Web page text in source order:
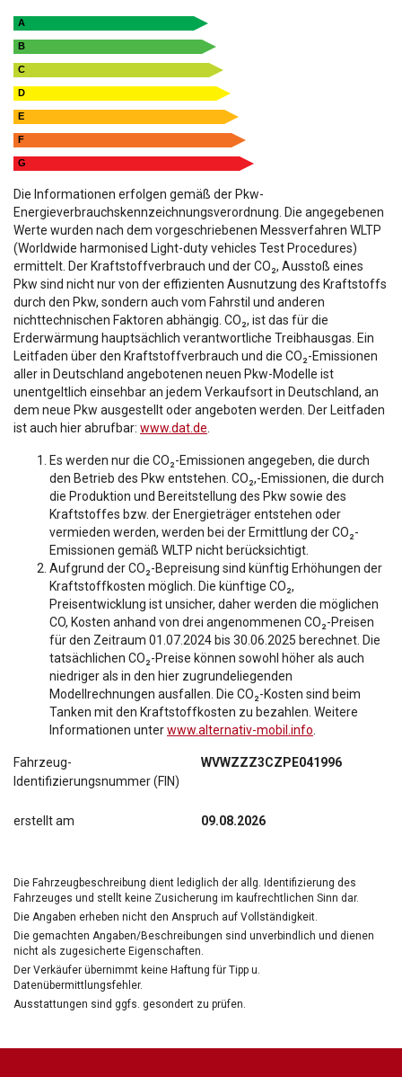
A
B
C
D
E
F
G
Die Informationen erfolgen gemäß der Pkw-
Energieverbrauchskennzeichnungsverordnung. Die angegebenen
Werte wurden nach dem vorgeschriebenen Messverfahren WLTP
(Worldwide harmonised Light-duty vehicles Test Procedures)
ermittelt. Der Kraftstoffverbrauch und der CO₂, Ausstoß eines
Pkw sind nicht nur von der effizienten Ausnutzung des Kraftstoffs
durch den Pkw, sondern auch vom Fahrstil und anderen
nichttechnischen Faktoren abhängig. CO₂, ist das für die
Erderwärmung hauptsächlich verantwortliche Treibhausgas. Ein
Leitfaden über den Kraftstoffverbrauch und die CO₂-Emissionen
aller in Deutschland angebotenen neuen Pkw-Modelle ist
unentgeltlich einsehbar an jedem Verkaufsort in Deutschland, an
dem neue Pkw ausgestellt oder angeboten werden. Der Leitfaden
ist auch hier abrufbar: www.dat.de.
Es werden nur die CO₂-Emissionen angegeben, die durch
den Betrieb des Pkw entstehen. CO₂,-Emissionen, die durch
die Produktion und Bereitstellung des Pkw sowie des
Kraftstoffes bzw. der Energieträger entstehen oder
vermieden werden, werden bei der Ermittlung der CO₂-
Emissionen gemäß WLTP nicht berücksichtigt.
Aufgrund der CO₂-Bepreisung sind künftig Erhöhungen der
Kraftstoffkosten möglich. Die künftige CO₂,
Preisentwicklung ist unsicher, daher werden die möglichen
CO, Kosten anhand von drei angenommenen CO₂-Preisen
für den Zeitraum 01.07.2024 bis 30.06.2025 berechnet. Die
tatsächlichen CO₂-Preise können sowohl höher als auch
niedriger als in den hier zugrundeliegenden
Modellrechnungen ausfallen. Die CO₂-Kosten sind beim
Tanken mit den Kraftstoffkosten zu bezahlen. Weitere
Informationen unterwww.alternativ-mobil.info.
Fahrzeug-
Identifizierungsnummer (FIN)
WVWZZZ3CZPE041996
erstellt am 09.08.2026
Die Fahrzeugbeschreibung dient lediglich der allg. Identifizierung des
Fahrzeuges und stellt keine Zusicherung im kaufrechtlichen Sinn dar.
Die Angaben erheben nicht den Anspruch auf Vollständigkeit.
Die gemachten Angaben/Beschreibungen sind unverbindlich und dienen
nicht als zugesicherte Eigenschaften.
Der Verkäufer übernimmt keine Haftung für Tipp u.
Datenübermittlungsfehler.
Ausstattungen sind ggfs. gesondert zu prüfen.